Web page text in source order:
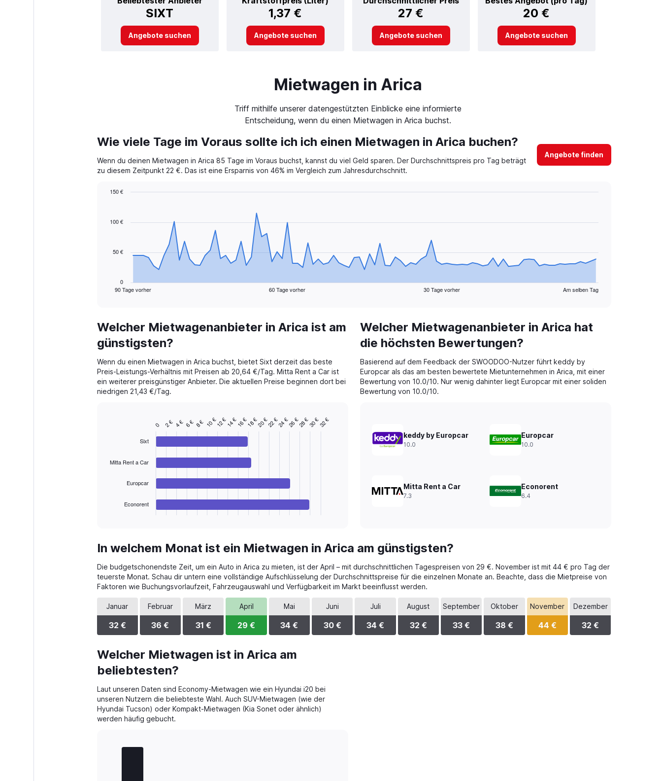
SIXT 1,37 € 27 € 20 €
Angebote suchen Angebote suchen Angebote suchen Angebote suchen
Mietwagen in Arica
Triff mithilfe unserer datengestützten Einblicke eine informierte
Entscheidung, wenn du einen Mietwagen in Arica buchst.
Wie viele Tage im Voraus sollte ich ich einen Mietwagen in Arica buchen?
Wenn du deinen Mietwagen in Arica 85 Tage im Voraus buchst, kannst du viel Geld sparen. Der Durchschnittspreis pro Tag beträgt
zu diesem Zeitpunkt 22 €. Das ist eine Ersparnis von 46% im Vergleich zum Jahresdurchschnitt.
Angebote finden
data
The
Range:
91
categories.
chart
has
1
Y
150.
90 Tage vorher 60 Tage vorher 30 Tage vorher Am selben Tag
0
50 €
100 €
150 €
End
Welcher Mietwagenanbieter in Arica ist am
günstigsten?
Wenn du einen Mietwagen in Arica buchst, bietet Sixt derzeit das beste
Preis-Leistungs-Verhältnis mit Preisen ab 20,64 €/Tag. Mitta Rent a Car ist
ein weiterer preisgünstiger Anbieter. Die aktuellen Preise beginnen dort bei
niedrigen 21,43 €/Tag.
Range:
categories.
The
chart
has
1
Y
axis
displaying
Range:
0
to
Sixt
Mitta Rent a Car
Europcar
Econorent
0 2 € 4 € 6 € 8 € 10 €12 €14 €16 €18 €20 €22 €24 €26 €28 €30 €32 €
Welcher Mietwagenanbieter in Arica hat
die höchsten Bewertungen?
Basierend auf dem Feedback der SWOODOO-Nutzer führt keddy by
Europcar als das am besten bewertete Mietunternehmen in Arica, mit einer
Bewertung von 10.0/10. Nur wenig dahinter liegt Europcar mit einer soliden
Bewertung von 10.0/10.
keddy by Europcar
10.0
Europcar
10.0
Mitta Rent a Car
7.3
Econorent
6.4
In welchem Monat ist ein Mietwagen in Arica am günstigsten?
Die budgetschonendste Zeit, um ein Auto in Arica zu mieten, ist der April – mit durchschnittlichen Tagespreisen von 29 €. November ist mit 44 € pro Tag der
teuerste Monat. Schau dir untern eine vollständige Aufschlüsselung der Durchschnittspreise für die einzelnen Monate an. Beachte, dass die Mietpreise von
Faktoren wie Buchungsvorlaufzeit, Fahrzeugauswahl und Verfügbarkeit im Markt beeinflusst werden.
Januar
32 €
Februar
36 €
März
31 €
April
29 €
Mai
34 €
Juni
30 €
Juli
34 €
August
32 €
September
33 €
Oktober
38 €
November
44 €
Dezember
32 €
Welcher Mietwagen ist in Arica am
beliebtesten?
Laut unseren Daten sind Economy-Mietwagen wie ein Hyundai i20 bei
unseren Nutzern die beliebteste Wahl. Auch SUV-Mietwagen (wie der
Hyundai Tucson) oder Kompakt-Mietwagen (Kia Sonet oder ähnlich)
werden häufig gebucht.